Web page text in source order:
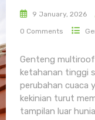
9 January, 2026
0 Comments
Genteng multiroof
ketahanan tinggi
perubahan cuaca
kekinian turut
tampilan luar